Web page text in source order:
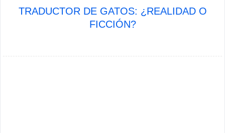
TRADUCTOR DE GATOS: ¿REALIDAD O
FICCIÓN?